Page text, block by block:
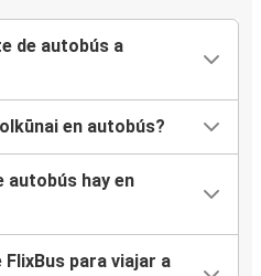
de autobús a
en autobús?
autobús hay en
para viajar a